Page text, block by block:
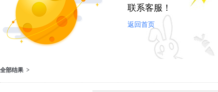
联系客服！
返回首页
全部结果 >